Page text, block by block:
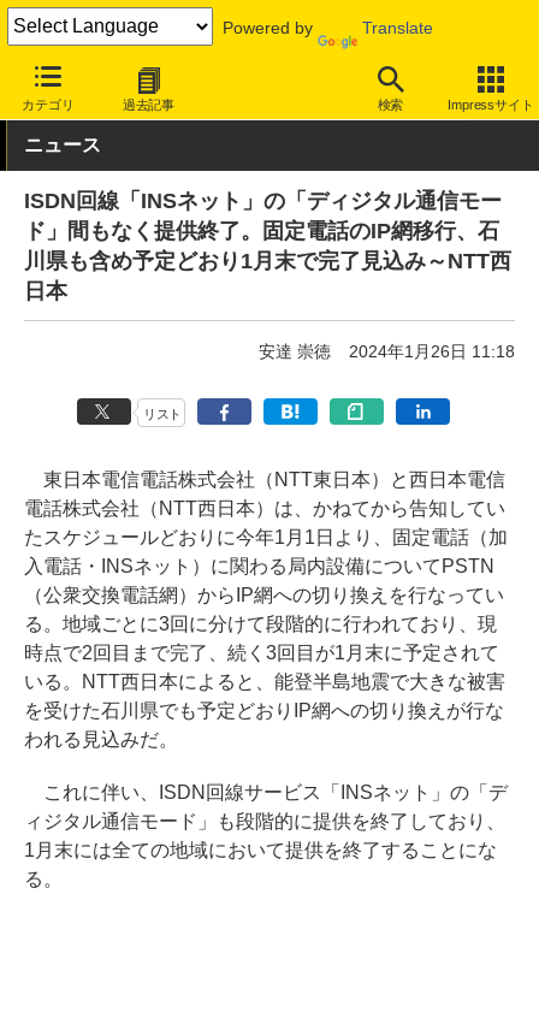
Powered by Translate
カテゴリ 過去記事 検索 Impressサイト
INTERNET Watch トピック サービス終了
ニュース
ISDN回線「INSネット」の「ディジタル通信モー
ド」間もなく提供終了。固定電話のIP網移行、石
川県も含め予定どおり1月末で完了見込み～NTT西
日本
安達 崇徳 2024年1月26日 11:18
リスト
東日本電信電話株式会社（NTT東日本）と西日本電信
電話株式会社（NTT西日本）は、かねてから告知してい
たスケジュールどおりに今年1月1日より、固定電話（加
入電話・INSネット）に関わる局内設備についてPSTN
（公衆交換電話網）からIP網への切り換えを行なってい
る。地域ごとに3回に分けて段階的に行われており、現
時点で2回目まで完了、続く3回目が1月末に予定されて
いる。NTT西日本によると、能登半島地震で大きな被害
を受けた石川県でも予定どおりIP網への切り換えが行な
われる見込みだ。
これに伴い、ISDN回線サービス「INSネット」の「デ
ィジタル通信モード」も段階的に提供を終了しており、
1月末には全ての地域において提供を終了することにな
る。